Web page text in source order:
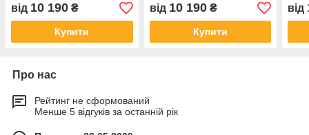
від 10 190 ₴
Купити
від 10 190₴
Купити
від
Про нас
Рейтинг не сформований
Менше 5 відгуків за останній рік